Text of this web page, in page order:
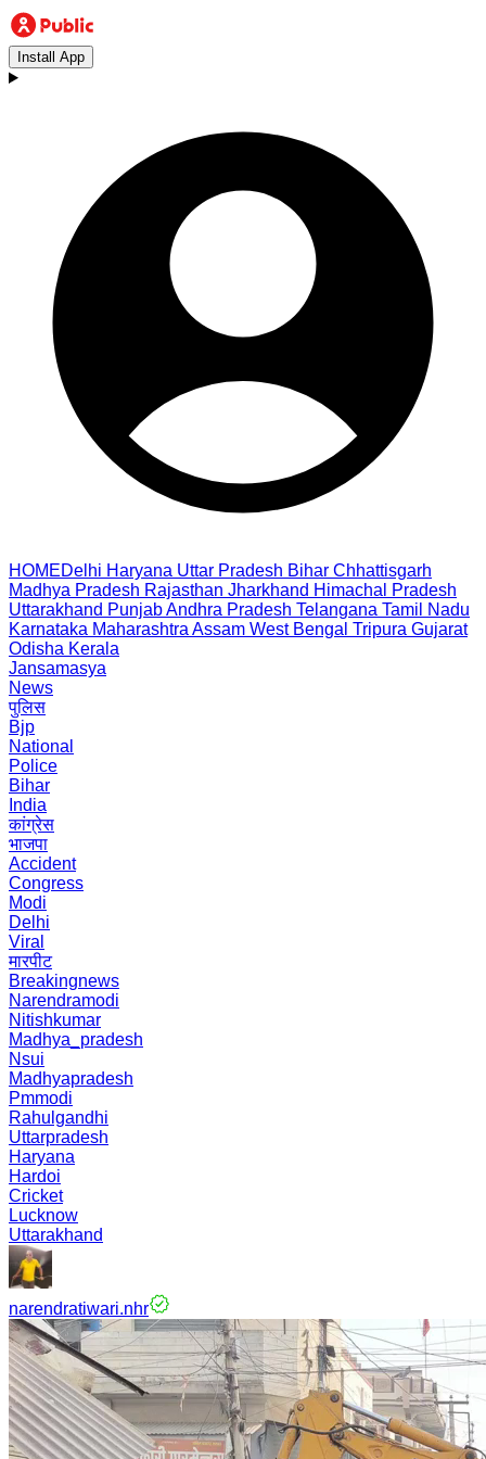
Install App
HOMEDelhi Haryana Uttar Pradesh Bihar Chhattisgarh
Madhya Pradesh Rajasthan Jharkhand Himachal Pradesh
Uttarakhand PunjabAndhra Pradesh Telangana Tamil Nadu
Karnataka Maharashtra Assam West Bengal Tripura Gujarat
Odisha Kerala
Jansamasya
News
पुलिस
Bjp
National
Police
Bihar
India
कांग्रेस
भाजपा
Accident
Congress
Modi
Delhi
Viral
मारपीट
Breakingnews
Narendramodi
Nitishkumar
Madhya_pradesh
Nsui
Madhyapradesh
Pmmodi
Rahulgandhi
Uttarpradesh
Haryana
Hardoi
Cricket
Lucknow
Uttarakhand
narendratiwari.nhr